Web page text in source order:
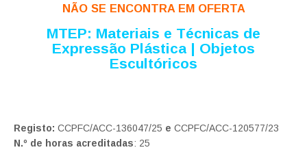
NÃO SE ENCONTRA EM OFERTA
MTEP: Materiais e Técnicas de
Expressão Plástica | Objetos
Escultóricos
Registo: CCPFC/ACC-136047/25 e CCPFC/ACC-120577/23
N.º de horas acreditadas: 25